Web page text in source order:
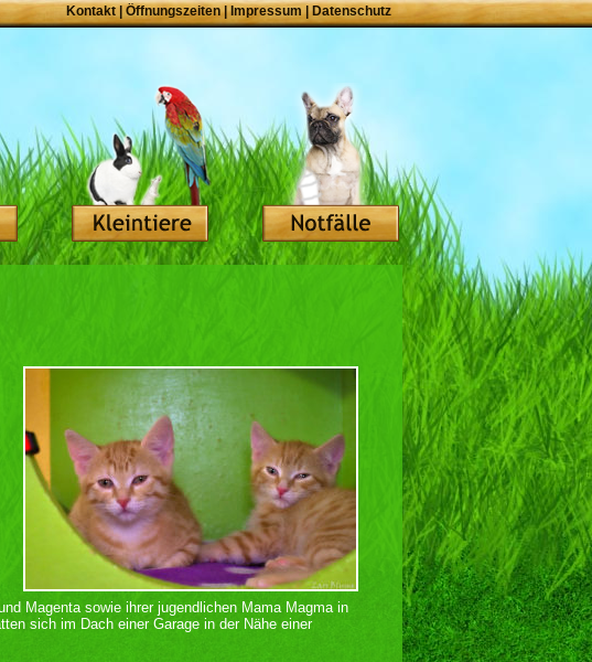
Kontakt Öffnungszeiten| Impressum|Datenschutz
Magenta sowie ihrer jugendlichen Mama Magma in
sich im Dach einer Garage in der Nähe einer